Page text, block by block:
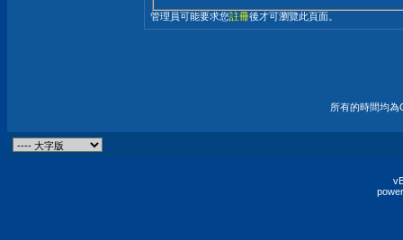
管理員可能要求您註冊後才可瀏覽此頁面。
所有的時間均為